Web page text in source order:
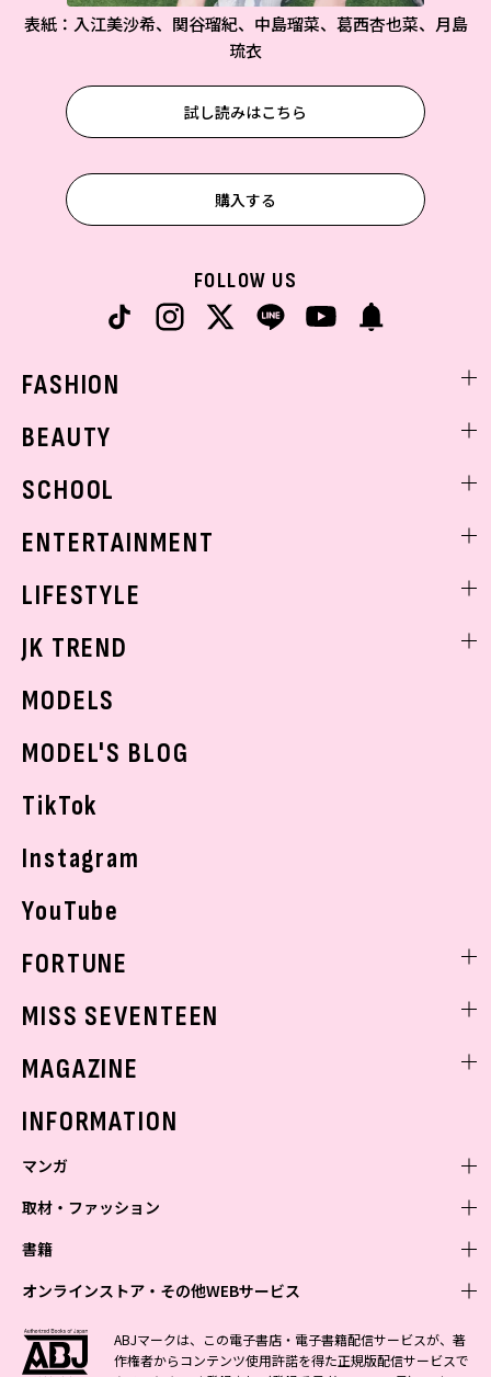
表紙：入江美沙希、関谷瑠紀、中島瑠菜、葛西杏也菜、月島
琉衣
試し読みはこちら
購入する
FOLLOW US
FASHION
着回し
BEAUTY
ベストコスメ
ボディケア
SCHOOL
学校ヘアメイク
ENTERTAINMENT
K-POP
LIFESTYLE
モデルの購入品
おでかけ
JK TREND
MODELS
MODEL'S BLOG
TikTok
Instagram
YouTube
FORTUNE
MISS SEVENTEEN
MAGAZINE
INFORMATION
マンガ
少年マンガ
Vジャンプ
最強ジャンプ
少年ジャンプ+
青年マンガ
ZEBRACK
少女マンガ
ZEBRACK
女性マンガ
ジャンプTOON
取材・ファッション
ファッション・美容
BAILA
芸能・情報・スポーツ
週プレNEWS
書籍
文芸・文庫・総合
小説すばる
学芸・ノンフィクション・新書
1日5分で、明日は変わる よみタイ yomitai
オンラインストア・その他WEBサービス
オンラインストア
OTO
ABJマークは、この電子書店・電子書籍配信サービスが、著
作権者からコンテンツ使用許諾を得た正規版配信サービスで